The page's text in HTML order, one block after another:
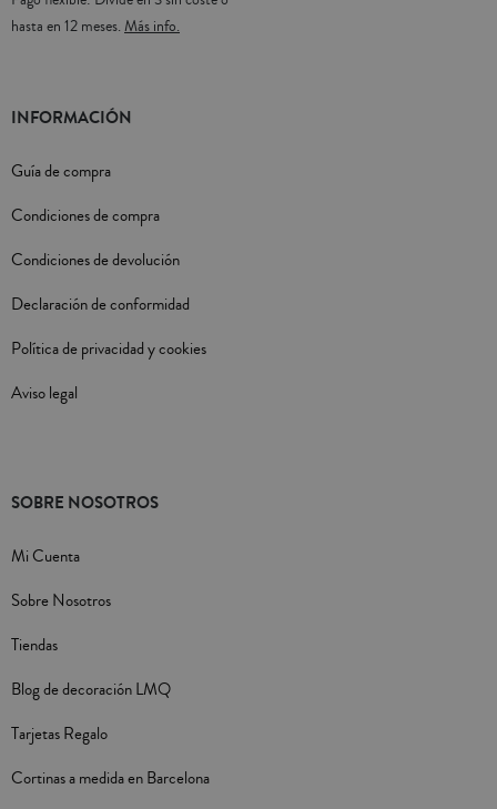
hasta en 12 meses. Más info.
INFORMACIÓN
Guía de compra
Condiciones de compra
Condiciones de devolución
Declaración de conformidad
Política de privacidad y cookies
Aviso legal
SOBRE NOSOTROS
Mi Cuenta
Sobre Nosotros
Tiendas
Blog de decoración LMQ
Tarjetas Regalo
Cortinas a medida en Barcelona